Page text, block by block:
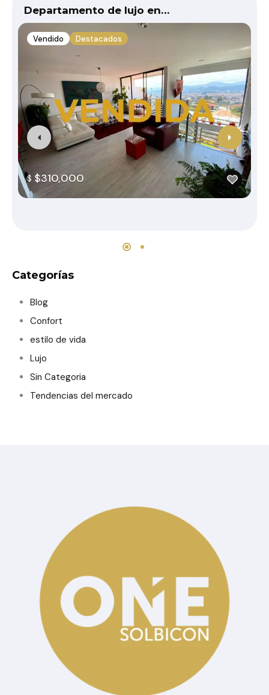
Departamento de lujo en…
Vendido Destacados
$ $310,000
Categorías
Blog
Confort
estilo de vida
Lujo
Sin Categoria
Tendencias del mercado